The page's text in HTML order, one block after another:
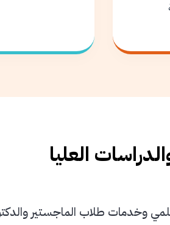
العليا
وخدمات طلاب الماجستير